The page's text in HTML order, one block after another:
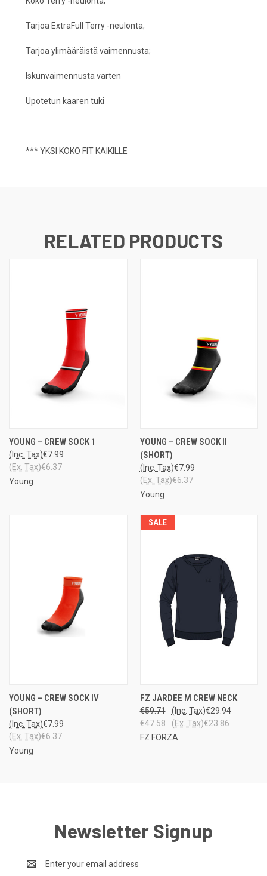
Tarjoa ExtraFull Terry -neulonta;
Tarjoa ylimääräistä vaimennusta;
Iskunvaimennusta varten
Upotetun kaaren tuki
*** YKSI KOKO FIT KAIKILLE
RELATED PRODUCTS
YOUNG – CREW SOCK 1
€7.99
(Inc. Tax)
€6.37
(Ex. Tax)
Young
YOUNG – CREW SOCK II
(SHORT)
€7.99
(Inc. Tax)
€6.37
(Ex. Tax)
Young
YOUNG – CREW SOCK IV
(SHORT)
€7.99
(Inc. Tax)
€6.37
(Ex. Tax)
Young
SALE
FZ JARDEE M CREW NECK
€59.71 €29.94
(Inc. Tax)
€47.58
€23.86
(Ex. Tax)
FZ FORZA
Newsletter Signup
Email
Address